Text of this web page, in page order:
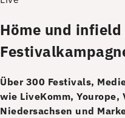
Höme und
Über 300 Festivals,
wie LiveKomm, Yourope,
Niedersachsen und